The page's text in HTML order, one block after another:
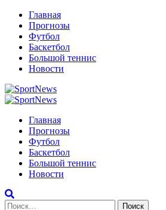
Перейти
содержимому
Главная
Прогнозы
Футбол
Баскетбол
Большой теннис
Новости
Primary
Главная
Прогнозы
Футбол
Баскетбол
Большой теннис
Новости
Найти: